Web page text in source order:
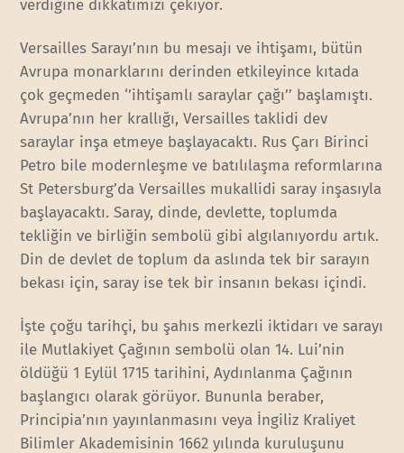
verdiğine dikkatimizi çekiyor.
Versailles Sarayı’nın bu mesajı ve ihtişamı, bütün
Avrupa monarklarını derinden etkileyince kıtada
çok geçmeden ‘’ihtişamlı saraylar çağı’’ başlamıştı.
Avrupa’nın her krallığı, Versailles taklidi dev
saraylar inşa etmeye başlayacaktı. Rus Çarı Birinci
Petro bile modernleşme ve batılılaşma reformlarına
St Petersburg’da Versailles mukallidi saray inşasıyla
başlayacaktı. Saray, dinde, devlette, toplumda
tekliğin ve birliğin sembolü gibi algılanıyordu artık.
Din de devlet de toplum da aslında tek bir sarayın
bekası için, saray ise tek bir insanın bekası içindi.
İşte çoğu tarihçi, bu şahıs merkezli iktidarı ve sarayı
ile Mutlakiyet Çağının sembolü olan 14. Lui’nin
öldüğü 1 Eylül 1715 tarihini, Aydınlanma Çağının
başlangıcı olarak görüyor. Bununla beraber,
Principia’nın yayınlanmasını veya İngiliz Kraliyet
Bilimler Akademisinin 1662 yılında kuruluşunu